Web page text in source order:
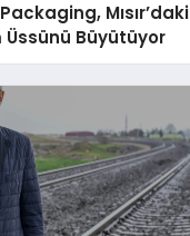
Mısır’daki
Üssünü Büyütüyor